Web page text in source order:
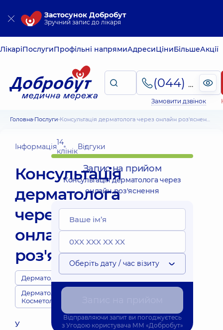
Застосунок Добробут
Зручний запис до лікаря
ЛікаріПослугиПрофільні напрямиАдресиЦіниБільшеАкції
(044) 495-2-888
Замовити дзвінок
Головна Послуги Консультація дерматолога через онлайн роз'яснення
Інформація14
клінікВідгуки
Консультація
дерматолога
через
онлайн
роз'яснення
Дерматологи
Дерматологія,
Косметологія
У
Запис на прийом
Консультація дерматолога через
онлайн роз'яснення
Оберіть дату / час візиту
Відправляючи запит ви погоджуєтесь
з Угодою користувача ММ «Добробут»